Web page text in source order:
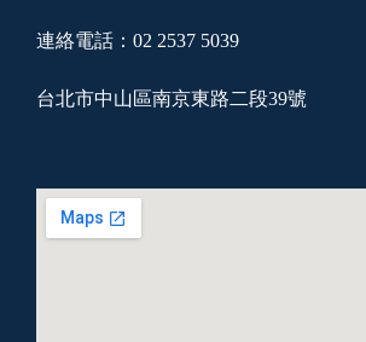
連絡電話：02 2537 5039
台北市中山區南京東路二段39號